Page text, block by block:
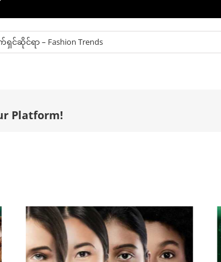
ရှင်ဆိုင်ရာ – Fashion Trends
Platform!